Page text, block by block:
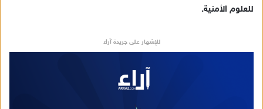
للعلوم الأمنية.
للإشهار على جريدة آراء